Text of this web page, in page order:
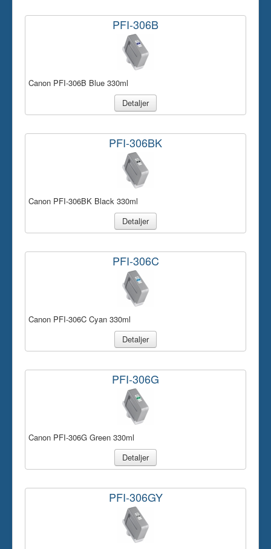
PFI-306B
Canon PFI-306B Blue 330ml
Detaljer
PFI-306BK
Canon PFI-306BK Black 330ml
Detaljer
PFI-306C
Canon PFI-306C Cyan 330ml
Detaljer
PFI-306G
Canon PFI-306G Green 330ml
Detaljer
PFI-306GY